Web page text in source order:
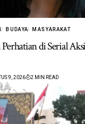
BUDAYA MASYARAKAT
di Serial Aksi
9, 2026 2 MIN READ